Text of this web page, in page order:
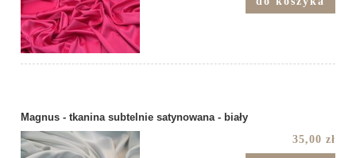
Magnus - tkanina subtelnie satynowana - biały
35,00 zł